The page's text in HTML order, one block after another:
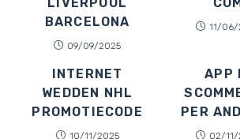
BARCELONA
09/09/2025
11/06/
INTERNET
WEDDEN NHL
PROMOTIECODE
10/11/2025
APP
PER
02/